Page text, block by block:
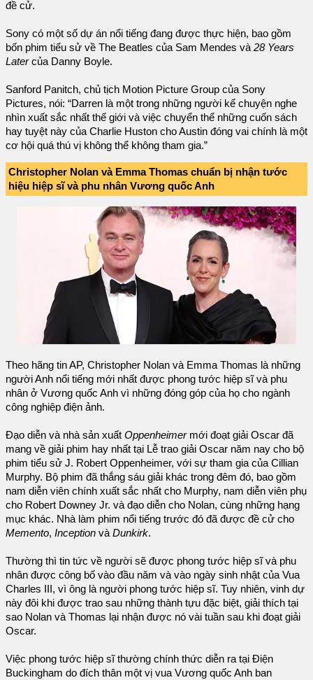
đề cử.
Sony có một số dự án nổi tiếng đang được thực hiện, bao gồm
bốn phim tiểu sử về The Beatles của Sam Mendes và 28 Years
Latercủa Danny Boyle.
Sanford Panitch, chủ tịch Motion Picture Group của Sony
Pictures, nói: “Darren là một trong những người kể chuyện nghe
nhìn xuất sắc nhất thế giới và việc chuyển thể những cuốn sách
hay tuyệt này của Charlie Huston cho Austin đóng vai chính là một
cơ hội quá thú vị không thể không tham gia.”
Christopher Nolan và Emma Thomas chuẩn bị nhận tước
hiệu hiệp sĩ và phu nhân Vương quốc Anh
Theo hãng tin AP, Christopher Nolan và Emma Thomas là những
người Anh nổi tiếng mới nhất được phong tước hiệp sĩ và phu
nhân ở Vương quốc Anh vì những đóng góp của họ cho ngành
công nghiệp điện ảnh.
Đạo diễn và nhà sản xuất Oppenheimer mới đoạt giải Oscar đã
mang về giải phim hay nhất tại Lễ trao giải Oscar năm nay cho bộ
phim tiểu sử J. Robert Oppenheimer, với sự tham gia của Cillian
Murphy. Bộ phim đã thắng sáu giải khác trong đêm đó, bao gồm
nam diễn viên chính xuất sắc nhất cho Murphy, nam diễn viên phụ
cho Robert Downey Jr. và đạo diễn cho Nolan, cùng những hạng
mục khác. Nhà làm phim nổi tiếng trước đó đã được đề cử cho
Memento, Inception và Dunkirk.
Thường thì tin tức về người sẽ được phong tước hiệp sĩ và phu
nhân được công bố vào đầu năm và vào ngày sinh nhật của Vua
Charles III, vì ông là người phong tước hiệp sĩ. Tuy nhiên, vinh dự
này đôi khi được trao sau những thành tựu đặc biệt, giải thích tại
sao Nolan và Thomas lại nhận được nó vài tuần sau khi đoạt giải
Oscar.
Việc phong tước hiệp sĩ thường chính thức diễn ra tại Điện
Buckingham do đích thân một vị vua Vương quốc Anh ban